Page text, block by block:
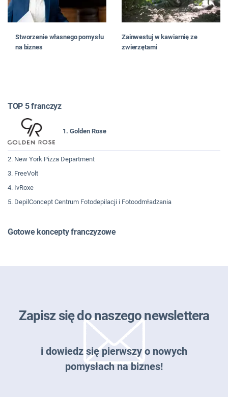
Stworzenie własnego pomysłu
na biznes
Zainwestuj w kawiarnię ze
zwierzętami
TOP 5 franczyz
1. Golden Rose
2. New York Pizza Department
3. FreeVolt
4. IvRoxe
5. DepilConcept Centrum Fotodepilacji i Fotoodmładzania
Gotowe koncepty franczyzowe
Zapisz się do naszego newslettera
i dowiedz się pierwszy o nowych
pomysłach na biznes!